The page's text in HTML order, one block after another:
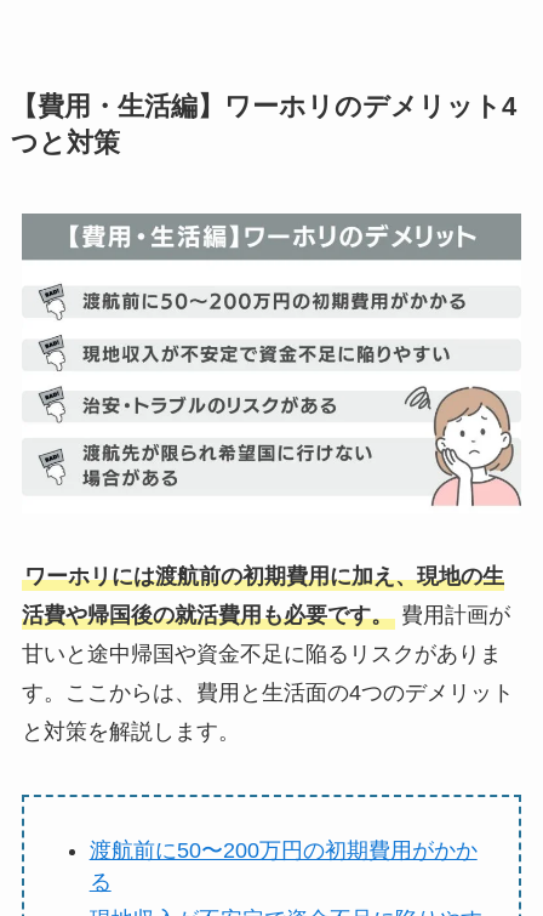
【費用・生活編】ワーホリのデメリット4
つと対策
ワーホリには渡航前の初期費用に加え、現地の生
活費や帰国後の就活費用も必要です。費用計画が
甘いと途中帰国や資金不足に陥るリスクがありま
す。ここからは、費用と生活面の4つのデメリット
と対策を解説します。
渡航前に50〜200万円の初期費用がかか
る